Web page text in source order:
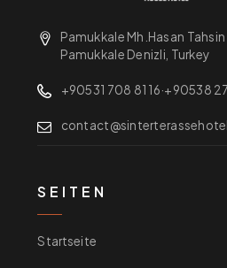
Pamukkale Mh.Hasan
Pamukkale Denizli, Turkey
+90531 708 81 16·+90538
SEITEN
Startseite